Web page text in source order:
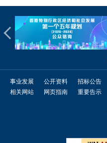
事业发展 公开资料 招标公告
相关网站
网页指南 重要告示